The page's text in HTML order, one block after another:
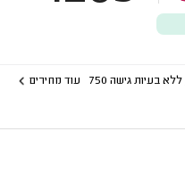
בעיות גישה 750
עוד מחירים